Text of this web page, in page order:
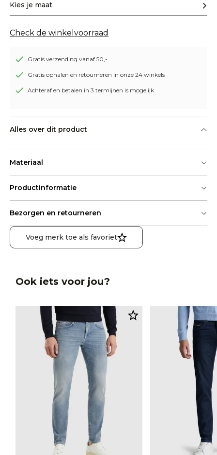
Kies je maat
Check de winkelvoorraad
Gratis verzending vanaf 50,-
Gratis ophalen en retourneren in onze 24 winkels
Achteraf en betalen in 3 termijnen is mogelijk
Alles over dit product
Materiaal
Productinformatie
Bezorgen en retourneren
Voeg merk toe als favoriet
Ook iets voor jou?